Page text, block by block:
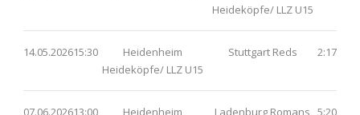
Heideköpfe/ LLZ U15
14.05.202615:30
Heidenheim
Heideköpfe/ LLZ U15
Stuttgart Reds 2:17
07.06.202613:00 Heidenheim Ladenburg Romans 5:20